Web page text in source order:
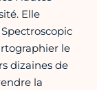
Elle
le
dizaines de
la